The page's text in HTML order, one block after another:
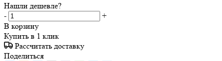
Нашли дешевле?
-
+
В корзину
Купить в 1 клик
Рассчитать доставку
Поделиться